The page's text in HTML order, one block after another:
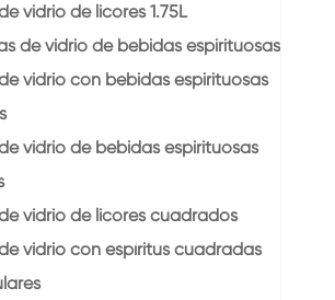
vidrio de licores 1.75L
de vidrio de bebidas espirituosas
vidrio con bebidas espirituosas
vidrio de bebidas espirituosas
vidrio de licores cuadrados
vidrio con espíritus cuadradas